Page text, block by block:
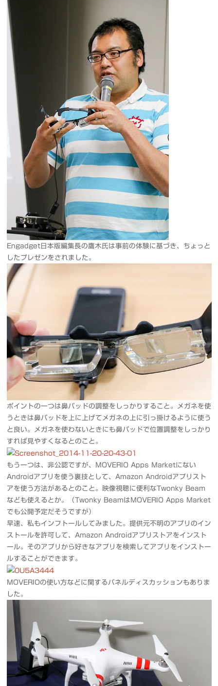
Engadget日本版編集長の鷹木氏は事前の体験に基づき、ちょっと
したプレゼンをされました。
ポイントの一つは鼻パッドの調整をしっかりすること。メガネを使
うときは鼻パッドを上に上げてメガネの上に引っ掛けるように使う
と良い。メガネを使わないときにも鼻パッドで位置調整をしっかり
すれば見やすくなるとのこと。
もう一つは、非公認ですが、MOVERIO Apps Marketにない
Androidアプリを使う裏技として、Amazon Androidアプリスト
アを使う方法があるとのこと。映像視聴に便利なTwonky Beam
なども使えるとか。（Twonky BeamはMOVERIO Apps Market
でも公開予定だそうですが）
早速、私もインフトールしてみました。提供元不明のアプリのイン
ストールを許可して、Amazon Androidアプリストアをインスト
ール。そのアプリから好きなアプリを検索してアプリをインストー
ルすることができます。
MOVERIOの使い方などに関するパネルディスカッションもありま
した。